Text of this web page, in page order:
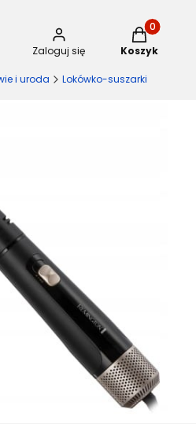
Zaloguj się
Produkty
Koszyk
i uroda Lokówko-suszarki